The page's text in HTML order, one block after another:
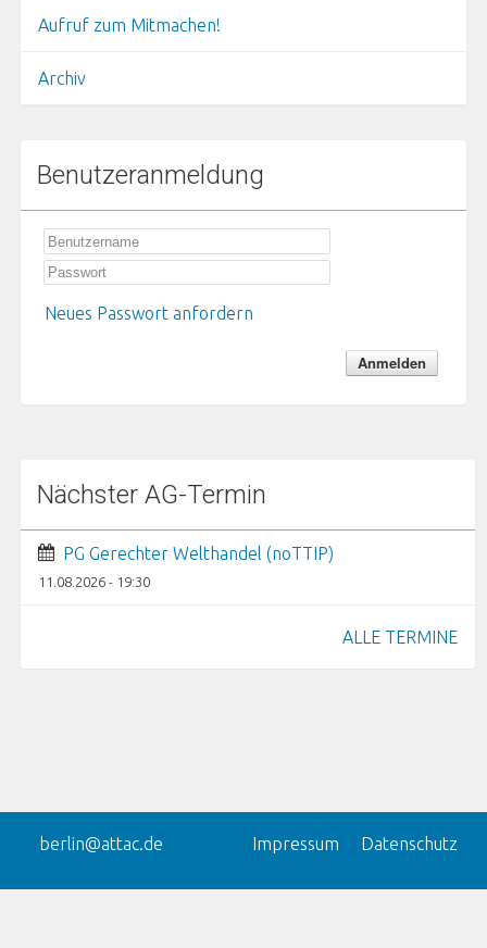
Aufruf zum Mitmachen!
Archiv
Benutzeranmeldung
Neues Passwort anfordern
Nächster AG-Termin
PG Gerechter Welthandel (noTTIP)
11.08.2026 - 19:30
ALLE TERMINE
berlin@attac.de Impressum Datenschutz